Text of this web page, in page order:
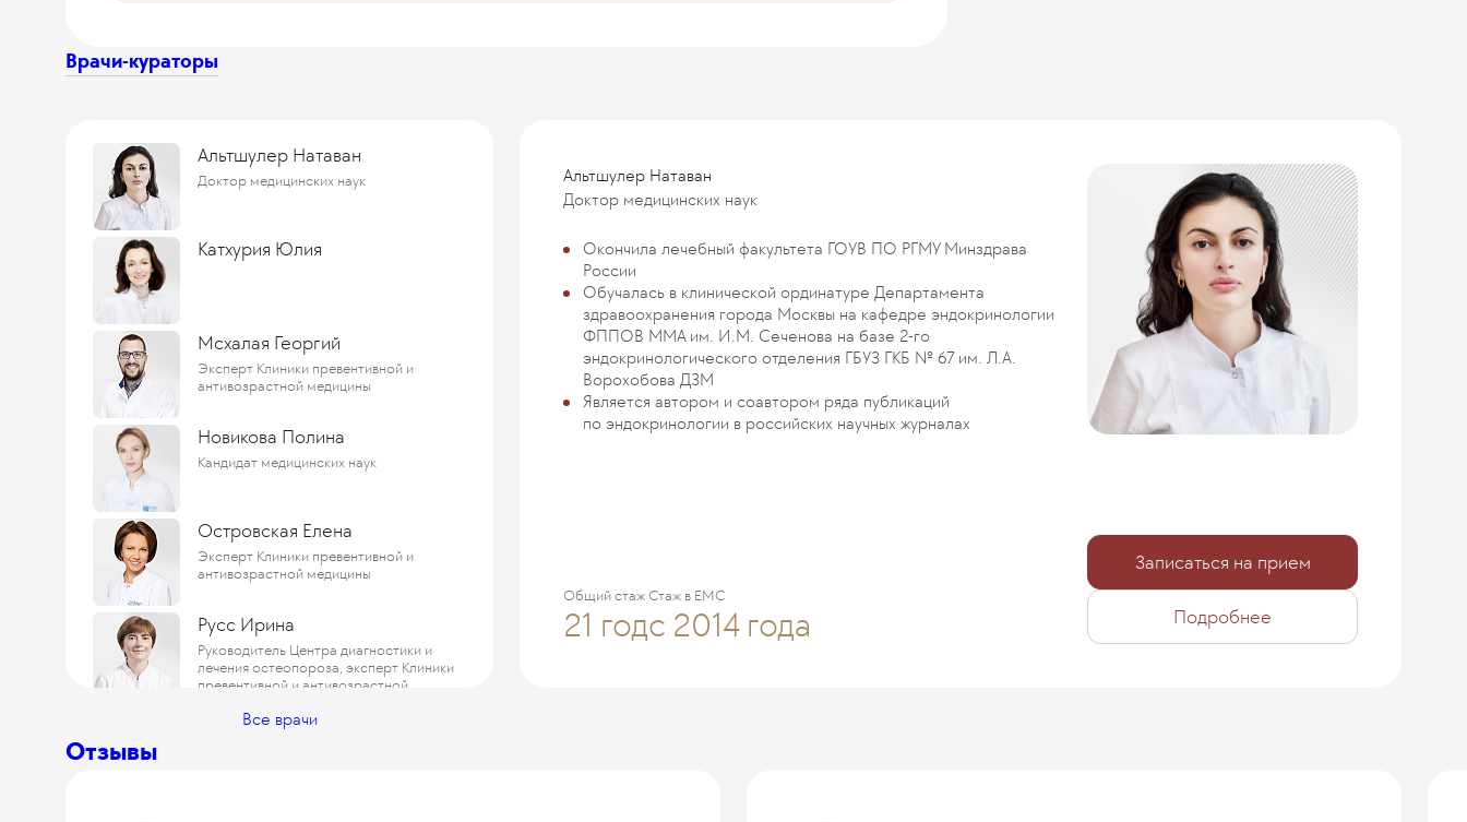
Врачи-кураторы
Альтшулер Натаван
Доктор медицинских наук
Катхурия Юлия
Мсхалая Георгий
Эксперт Клиники превентивной и
антивозрастной медицины
Новикова Полина
Кандидат медицинских наук
Островская Елена
Эксперт Клиники превентивной и
антивозрастной медицины
Русс Ирина
Руководитель Центра диагностики и
лечения остеопороза, эксперт Клиники
превентивной и антивозрастной
Табеева Камиля
Все врачи
Альтшулер Натаван
Доктор медицинских наук
Окончила лечебный факультета ГОУВ ПО РГМУ Минздрава
России
Обучалась в клинической ординатуре Департамента
здравоохранения города Москвы на кафедре эндокринологии
ФППОВ ММА им. И.М. Сеченова на базе 2-го
эндокринологического отделения ГБУЗ ГКБ № 67 им. Л.А.
Ворохобова ДЗМ
Является автором и соавтором ряда публикаций
по эндокринологии в российских научных журналах
Общий стаж
21 год
Стаж в ЕМС
с 2014 года
Записаться на прием
Подробнее
Отзывы